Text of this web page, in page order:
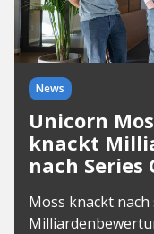
News
Unicorn
knackt
nach Series
Moss knackt nach